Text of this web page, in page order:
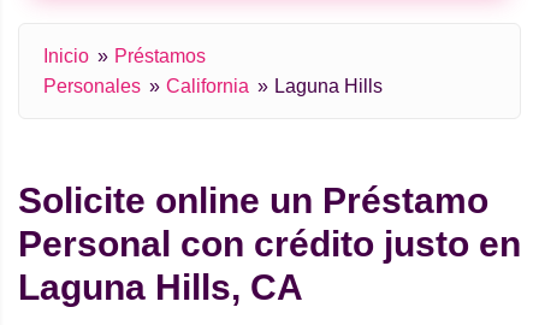
Inicio
Préstamos
Personales
California Laguna Hills
Solicite online un Préstamo
Personal con crédito justo en
Laguna Hills, CA